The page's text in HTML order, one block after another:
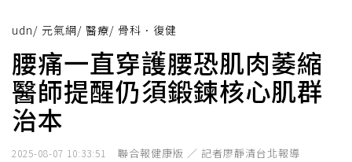
udn/ 元氣網/ 醫療/ 骨科．復健
腰痛一直穿護腰恐肌肉萎縮
醫師提醒仍須鍛鍊核心肌群
治本
2025-08-07 10:33:51 聯合報健康版 ／ 記者廖靜清台北報導